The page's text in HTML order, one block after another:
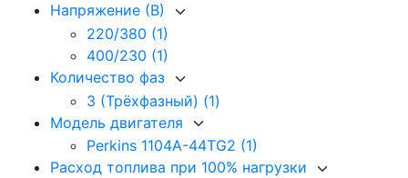
Напряжение (В)
220/380 (1)
400/230 (1)
Количество фаз
3 (Трёхфазный) (1)
Модель двигателя
Perkins 1104A-44TG2 (1)
Расход топлива при 100% нагрузки